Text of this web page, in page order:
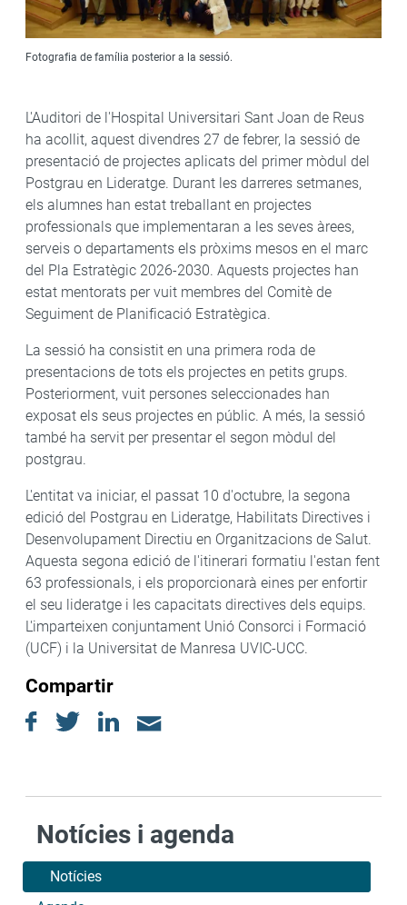
Fotografia de família posterior a la sessió.
L'Auditori de l'Hospital Universitari Sant Joan de Reus
ha acollit, aquest divendres 27 de febrer, la sessió de
presentació de projectes aplicats del primer mòdul del
Postgrau en Lideratge. Durant les darreres setmanes,
els alumnes han estat treballant en projectes
professionals que implementaran a les seves àrees,
serveis o departaments els pròxims mesos en el marc
del Pla Estratègic 2026-2030. Aquests projectes han
estat mentorats per vuit membres del Comitè de
Seguiment de Planificació Estratègica.
La sessió ha consistit en una primera roda de
presentacions de tots els projectes en petits grups.
Posteriorment, vuit persones seleccionades han
exposat els seus projectes en públic. A més, la sessió
també ha servit per presentar el segon mòdul del
postgrau.
L'entitat va iniciar, el passat 10 d'octubre, la segona
edició del Postgrau en Lideratge, Habilitats Directives i
Desenvolupament Directiu en Organitzacions de Salut.
Aquesta segona edició de l'itinerari formatiu l'estan fent
63 professionals, i els proporcionarà eines per enfortir
el seu lideratge i les capacitats directives dels equips.
L'imparteixen conjuntament Unió Consorci i Formació
(UCF) i la Universitat de Manresa UVIC-UCC.
Compartir
Notícies i agenda
Notícies